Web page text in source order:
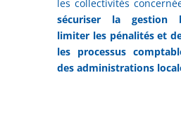
les collectivités
sécuriser la gestion
limiter les pénalités et
les processus
des administrations